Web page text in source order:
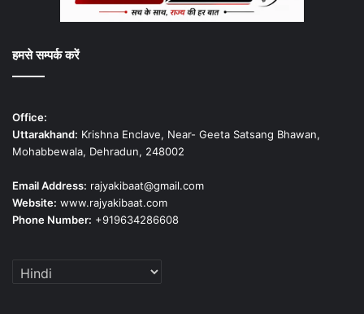
हमसे सम्पर्क करें
Office:
Uttarakhand: Krishna Enclave, Near- Geeta Satsang Bhawan,
Mohabbewala, Dehradun, 248002
Email Address: rajyakibaat@gmail.com
Website: www.rajyakibaat.com
Phone Number: +919634286608